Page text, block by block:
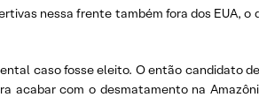
nessa frente também fora dos EUA, o
caso fosse eleito. O então candidato
acabar com o desmatamento na